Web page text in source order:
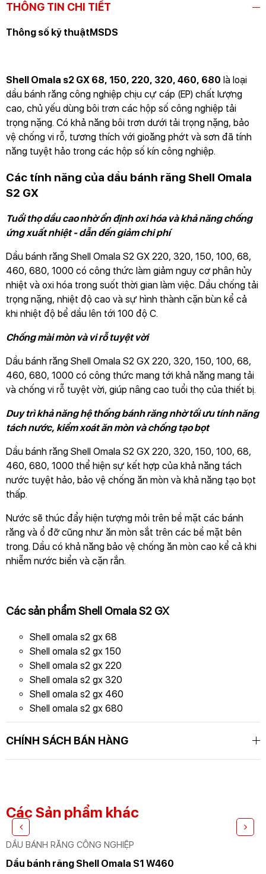
THÔNG TIN CHI TIẾT
Thông số kỹ thuậtMSDS
Shell Omala s2 GX 68, 150, 220, 320, 460, 680 là loại
dầu bánh răng công nghiệp chịu cự cáp (EP) chất lượng
cao, chủ yếu dùng bôi trơn các hộp số công nghiệp tải
trọng nặng. Có khả năng bôi trơn dưới tải trọng nặng, bảo
vệ chống vi rỗ, tương thích với gioăng phớt và sơn đã tính
năng tuyệt hảo trong các hộp số kín công nghiệp.
Các tính năng của dầu bánh răng Shell Omala
S2 GX
Tuổi thọ dầu cao nhờ ổn định oxi hóa và khả năng chống
ứng xuất nhiệt - dẫn đến giảm chi phí
Dầu bánh răng Shell Omala S2 GX 220, 320, 150, 100, 68,
460, 680, 1000 có công thức làm giảm nguy cơ phân hủy
nhiệt và oxi hóa trong suốt thời gian làm việc. Dầu chống tải
trọng nặng, nhiệt độ cao và sự hình thành cặn bùn kể cả
khi nhiệt độ bể dầu lên tới 100 độ C.
Chống mài mòn và vi rỗ tuyệt vời
Dầu bánh răng Shell Omala S2 GX 220, 320, 150, 100, 68,
460, 680, 1000 có công thức mang tới khả năng mang tải
và chống vi rỗ tuyệt vời, giúp nâng cao tuổi thọ của thiết bị.
Duy trì khả năng hệ thống bánh răng nhờ tối ưu tính năng
tách nước, kiểm xoát ăn mòn và chống tạo bọt
Dầu bánh răng Shell Omala S2 GX 220, 320, 150, 100, 68,
460, 680, 1000 thể hiện sự kết hợp của khả năng tách
nước tuyệt hảo, bảo vệ chống ăn mòn và khả năng tạo bọt
thấp.
Nước sẽ thúc đẩy hiện tượng mỏi trên bề mặt các bánh
răng và ổ đỡ cũng như ăn mòn sắt trên các bề mặt bên
trong. Dầu có khả năng bảo vệ chống ăn mòn cao kể cả khi
nhiễm nước biển và cặn rắn.
Các sản phẩm Shell Omala S2 GX
Shell omala s2 gx 68
Shell omala s2 gx 150
Shell omala s2 gx 220
Shell omala s2 gx 320
Shell omala s2 gx 460
Shell omala s2 gx 680
CHÍNH SÁCH BÁN HÀNG
GỬI THÔNG TIN ĐỂ CHÚNG TÔI TƯ VẤN
CHO BẠN
Các Sản phẩm khác
DẦU BÁNH RĂNG CÔNG NGHIỆP
Dầu bánh răng Shell Omala S1 W460